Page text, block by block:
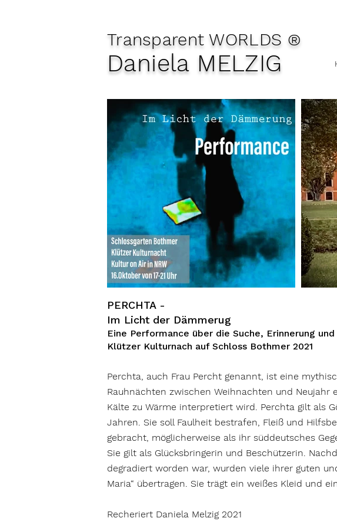
Transparent WORLDS ®
Daniela MELZIG
PERCHTA -
Im Licht der Dämmerug
Eine Performance über die Suche, Erinnerung
Klützer Kulturnach auf Schloss Bothmer 2021
Perchta, auch Frau Percht genannt, ist eine
Rauhnächten zwischen Weihnachten und
Kälte zu Wärme interpretiert wird. Perchta gilt als
Jahren. Sie soll Faulheit bestrafen, Fleiß und
gebracht, möglicherweise als ihr süddeutsches
Sie gilt als Glücksbringerin und Beschützerin.
degradiert worden war, wurden viele ihrer guten
Maria“ übertragen. Sie trägt ein weißes Kleid und
Recheriert Daniela Melzig 2021